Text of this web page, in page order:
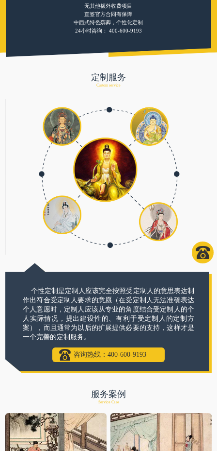
无其他额外收费项目
直签官方合同有保障
中西式特色殡葬，个性化定制
24小时咨询： 400-600-9193
定制服务
Custom service
个性定制是定制人应该完全按照受定制人的意思表达制
作出符合受定制人要求的意愿（在受定制人无法准确表达
个人意愿时，定制人应该从专业的角度结合受定制人的个
人实际情况，提出建设性的、有利于受定制人的定制方
案），而且通常为以后的扩展提供必要的支持，这样才是
一个完善的定制服务。
咨询热线：400-600-9193
服务案例
Service Case